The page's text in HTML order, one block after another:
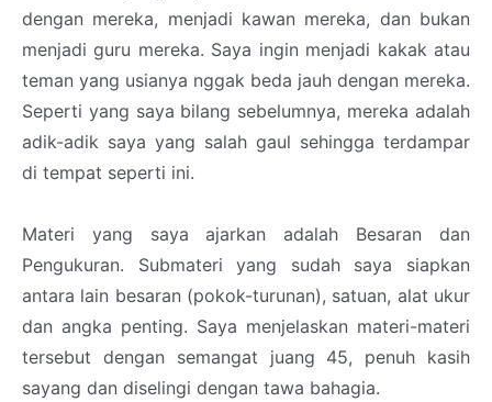
dengan mereka, menjadi kawan mereka, dan bukan
menjadi guru mereka. Saya ingin menjadi kakak atau
teman yang usianya nggak beda jauh dengan mereka.
Seperti yang saya bilang sebelumnya, mereka adalah
adik-adik saya yang salah gaul sehingga terdampar
di tempat seperti ini.
Materi yang saya ajarkan adalah Besaran dan
Pengukuran. Submateri yang sudah saya siapkan
antara lain besaran (pokok-turunan), satuan, alat ukur
dan angka penting. Saya menjelaskan materi-materi
tersebut dengan semangat juang 45, penuh kasih
sayang dan diselingi dengan tawa bahagia.